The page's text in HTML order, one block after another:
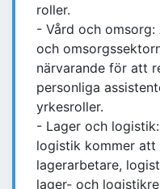
roller.
- Vård och
och
närvarande för att
personliga
yrkesroller.
- Lager och
logistik kommer
lagerarbetare,
lager- och